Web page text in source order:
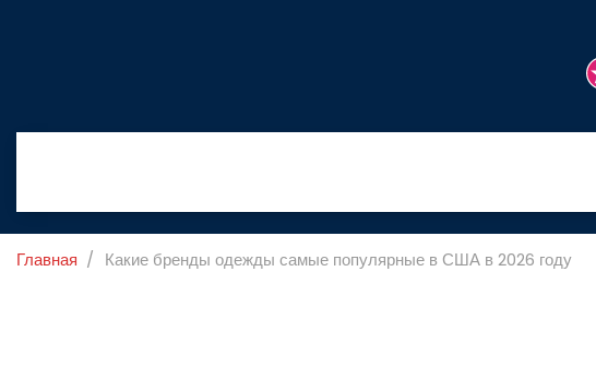
Главная Какие бренды одежды самые популярные в США в 2026 году